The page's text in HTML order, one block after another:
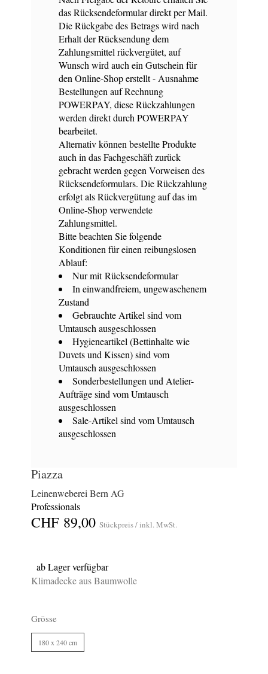
das Rücksendeformular direkt per Mail.
Die Rückgabe des Betrags wird nach
Erhalt der Rücksendung dem
Zahlungsmittel rückvergütet, auf
Wunsch wird auch ein Gutschein für
den Online-Shop erstellt - Ausnahme
Bestellungen auf Rechnung
POWERPAY, diese Rückzahlungen
werden direkt durch POWERPAY
bearbeitet.
Alternativ können bestellte Produkte
auch in das Fachgeschäft zurück
gebracht werden gegen Vorweisen des
Rücksendeformulars. Die Rückzahlung
erfolgt als Rückvergütung auf das im
Online-Shop verwendete
Zahlungsmittel.
Bitte beachten Sie folgende
Konditionen für einen reibungslosen
Ablauf:
Nur mit Rücksendeformular
In einwandfreiem, ungewaschenem
Zustand
Gebrauchte Artikel sind vom
Umtausch ausgeschlossen
Hygieneartikel (Bettinhalte wie
Duvets und Kissen) sind vom
Umtausch ausgeschlossen
Sonderbestellungen und Atelier-
Aufträge sind vom Umtausch
ausgeschlossen
Sale-Artikel sind vom Umtausch
ausgeschlossen
Piazza
Leinenweberei Bern AG
Professionals
CHF 89,00 Stückpreis / inkl. MwSt.
ab Lager verfügbar
Klimadecke aus Baumwolle
Grösse
180 x 240 cm